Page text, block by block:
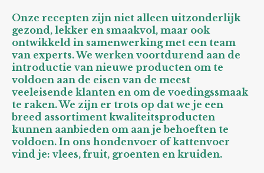
Onze recepten zijn niet alleen uitzonderlijk
gezond, lekker en smaakvol, maar ook
ontwikkeld in samenwerking met een team
van experts. We werken voortdurend aan de
introductie van nieuwe producten om te
voldoen aan de eisen van de meest
veeleisende klanten en om de voedingssmaak
te raken. We zijn er trots op dat we je een
breed assortiment kwaliteitsproducten
kunnen aanbieden om aan je behoeften te
voldoen. In ons hondenvoer of kattenvoer
vind je: vlees, fruit, groenten en kruiden.